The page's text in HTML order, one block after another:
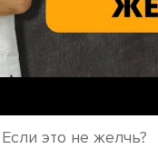
это не желчь?